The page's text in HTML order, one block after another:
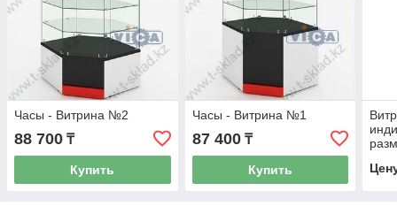
Часы - Витрина №2
88 700 ₸
Купить
Часы - Витрина №1
87 400₸
Купить